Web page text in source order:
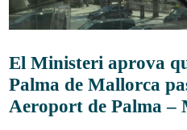
El Ministeri aprova
Palma de Mallorca
Aeroport de Palma –